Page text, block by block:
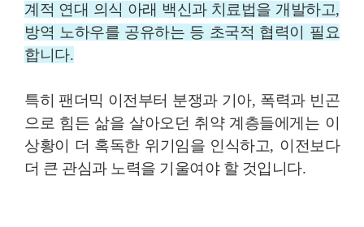
계적 연대 의식 아래 백신과 치료법을 개발하고,
방역 노하우를 공유하는 등 초국적 협력이 필요
합니다.
특히 팬더믹 이전부터 분쟁과 기아, 폭력과 빈곤
으로 힘든 삶을 살아오던 취약 계층들에게는 이
상황이 더 혹독한 위기임을 인식하고, 이전보다
더 큰 관심과 노력을 기울여야 할 것입니다.